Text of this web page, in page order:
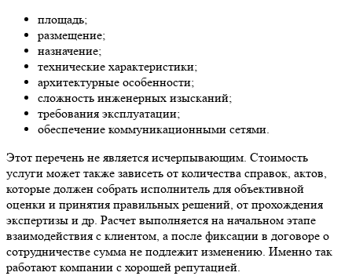
площадь;
размещение;
назначение;
технические характеристики;
архитектурные особенности;
сложность инженерных изысканий;
требования эксплуатации;
обеспечение коммуникационными сетями.
Этот перечень не является исчерпывающим. Стоимость
услуги может также зависеть от количества справок, актов,
которые должен собрать исполнитель для объективной
оценки и принятия правильных решений, от прохождения
экспертизы и др. Расчет выполняется на начальном этапе
взаимодействия с клиентом, а после фиксации в договоре о
сотрудничестве сумма не подлежит изменению. Именно так
работают компании с хорошей репутацией.